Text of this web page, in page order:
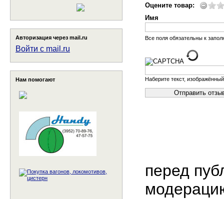
Авторизация через mail.ru
Войти с mail.ru
Нам помогают
Оцените товар:
Имя
Все поля обязательны к
Наберите текст,
перед